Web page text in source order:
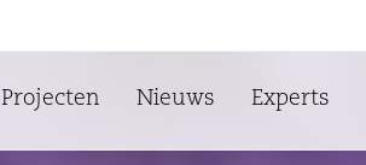
Projecten Nieuws Experts